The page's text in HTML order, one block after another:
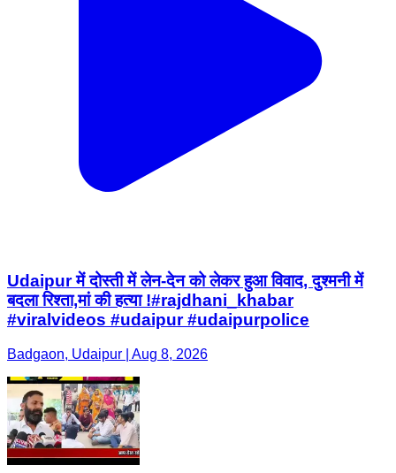
Udaipur में दोस्ती में लेन-देन को लेकर हुआ विवाद, दुश्मनी में
बदला रिश्ता,मां की हत्या !#rajdhani_khabar
#viralvideos #udaipur #udaipurpolice
Badgaon, Udaipur | Aug 8, 2026